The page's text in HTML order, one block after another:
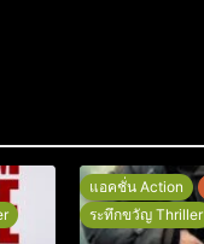
แอคชั่น Action
ระทึกขวัญ Thriller